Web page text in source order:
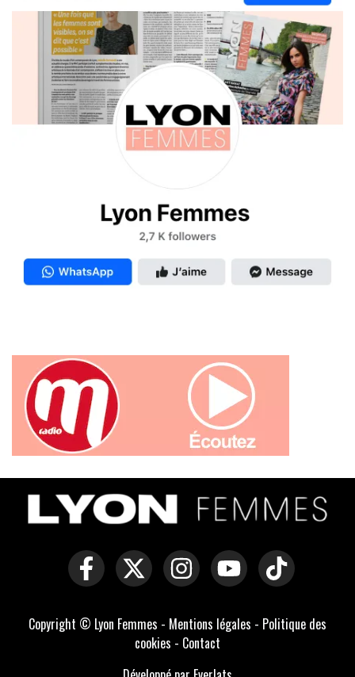
Copyright © Lyon Femmes - Mentions légales - Politique des
cookies - Contact